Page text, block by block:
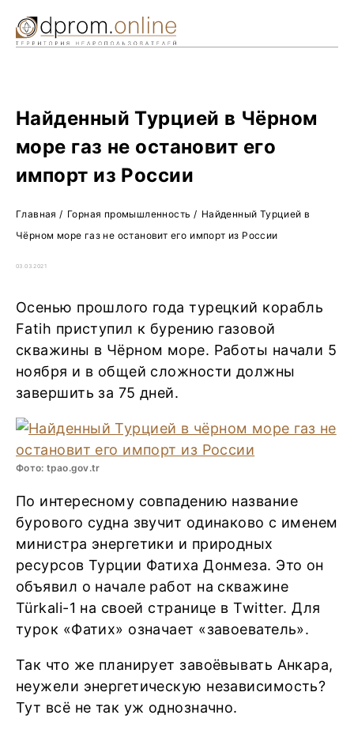
Найденный Турцией в Чёрном
море газ не остановит его
импорт из России
Главная / Горная промышленность / Найденный Турцией в
Чёрном море газ не остановит его импорт из России
03.03.2021
Осенью прошлого года турецкий корабль
Fatih приступил к бурению газовой
скважины в Чёрном море. Работы начали 5
ноября и в общей сложности должны
завершить за 75 дней.
Фото: tpao.gov.tr
По интересному совпадению название
бурового судна звучит одинаково с именем
министра энергетики и природных
ресурсов Турции Фатиха Донмеза. Это он
объявил о начале работ на скважине
Türkali-1 на своей странице в Twitter. Для
турок «Фатих» означает «завоеватель».
Так что же планирует завоёвывать Анкара,
неужели энергетическую независимость?
Тут всё не так уж однозначно.